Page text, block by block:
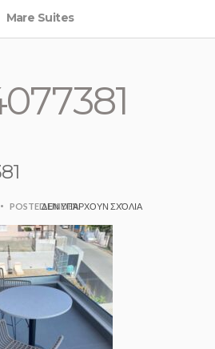
Mare Suites
POSTED UNDER:
ΔΕΝ ΥΠΆΡΧΟΥΝ ΣΧΌΛΙΑ